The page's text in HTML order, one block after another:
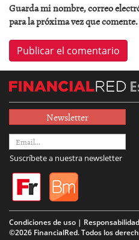
Guarda mi nombre, correo
para la próxima vez que comente.
Newsletter
Suscríbete a nuestra newsletter
Condiciones de uso | Responsabilidad
©2026 FinancialRed. Todos los